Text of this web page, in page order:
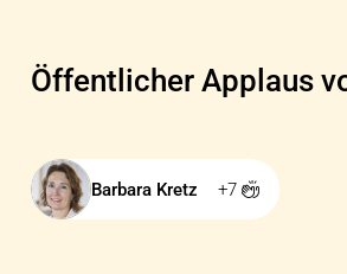
Öffentlicher Applaus
Barbara Kretz +7